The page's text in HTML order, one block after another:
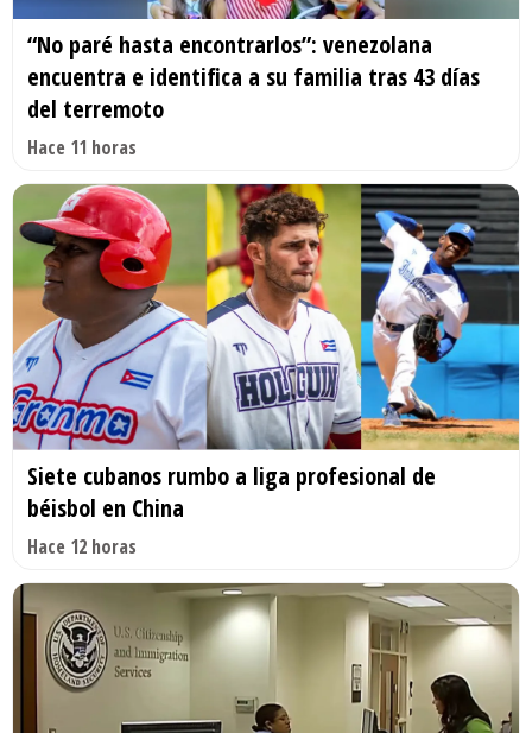
“No paré hasta encontrarlos”: venezolana
encuentra e identifica a su familia tras 43 días
del terremoto
Hace 11 horas
Siete cubanos rumbo a liga profesional de
béisbol en China
Hace 12 horas